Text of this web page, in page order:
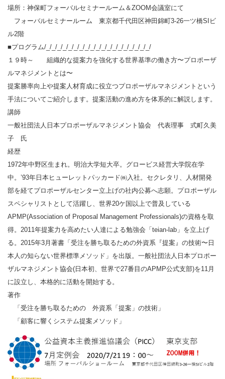
場所：神保町フォーバルセミナールーム＆ZOOM会議室にて
フォーバルセミナールーム 東京都千代田区神田錦町3-26一ツ橋SIビ
ル2階
■プログラム/_/_/_/_/_/_/_/_/_/_/_/_/_/_/_/_/_/_/_/
１９時～ 組織的な提案力を強化する世界基準の働き方〜プロポーザ
ルマネジメントとは〜
提案勝率向上や提案人材育成に役立つプロポーザルマネジメントという
手法についてご紹介します。提案活動の進め方を体系的に解説します。
講師
一般社団法人日本プロポーザルマネジメント協会 代表理事 式町久美
子 氏
経歴
1972年中野区生まれ。明治大学短大卒。グロービス経営大学院在学
中。’93年日本ヒューレットパッカード㈱入社。セクレタリ、人材開発
部を経てプロポーザルセンター立上げの社内公募へ志願。プロポーザル
スペシャリストとして活躍し、世界20ケ国以上で普及している
APMP(Association of Proposal Management Professionals)の資格を取
得。2011年提案力を高めたい人達による勉強会「teian-lab」を立上げ
る。2015年3月著書「受注を勝ち取るための外資系『提案』の技術〜日
本人の知らない世界標準メソッド」を出版。一般社団法人日本プロポー
ザルマネジメント協会(日本初、世界で27番目のAPMP公式支部)を11月
に設立し、本格的に活動を開始する。
著作
「受注を勝ち取るための 外資系「提案」の技術」
「顧客に響くシステム提案メソッド」